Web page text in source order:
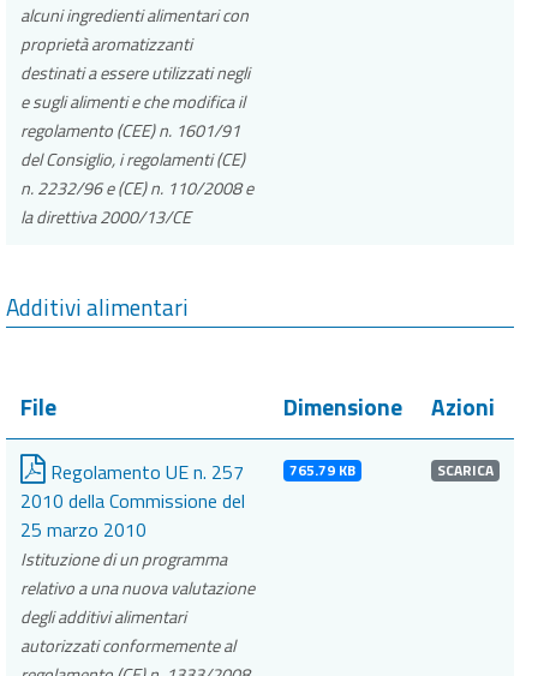
alcuni ingredienti alimentari con
proprietà aromatizzanti
destinati a essere utilizzati negli
e sugli alimenti e che modifica il
regolamento (CEE) n. 1601/91
del Consiglio, i regolamenti (CE)
n. 2232/96 e (CE) n. 110/2008 e
la direttiva 2000/13/CE
Additivi alimentari
File Dimensione Azioni
Regolamento UE n. 257
2010 della Commissione del
25 marzo 2010
Istituzione di un programma
relativo a una nuova valutazione
degli additivi alimentari
autorizzati conformemente al
765.79 KB SCARICA